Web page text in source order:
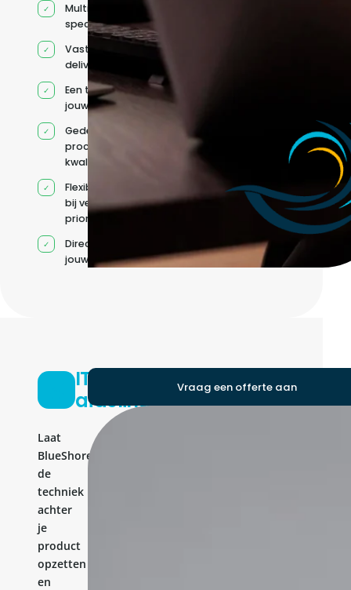
Multidisciplinaire
specialisten
Vaste
deliverycoördinatie
Een team rond
jouw roadmap
Gedeelde
processen en
kwaliteitsnormen
Flexibele capaciteit
bij veranderende
prioriteiten
Direct contact met
jouw team
IT-
afdeling
Laat
BlueShores
de
techniek
achter
je
product
opzetten
en
Vraag een offerte aan